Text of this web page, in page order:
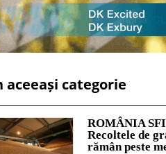
aceeași categorie
ROMÂNIA
Recoltele de
rămân peste